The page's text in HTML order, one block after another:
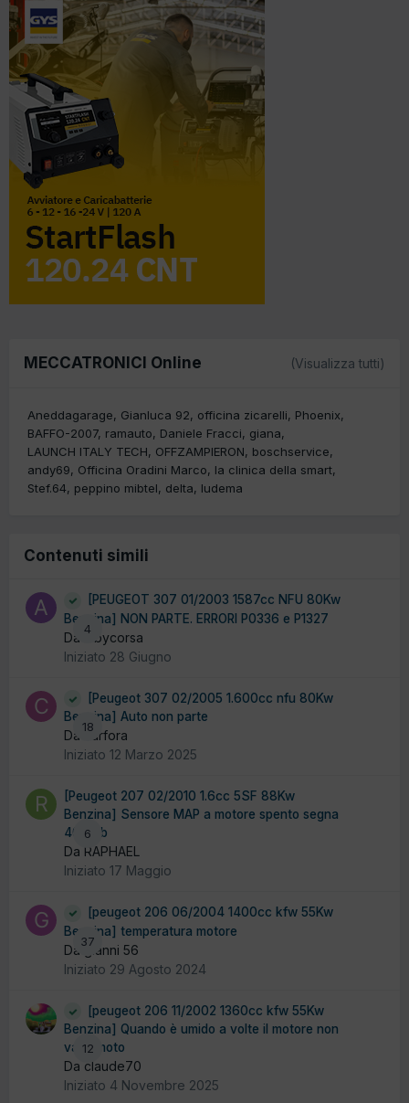
MECCATRONICI Online (Visualizza tutti)
Aneddagarage Gianluca 92 officina zicarelli
Phoenix
BAFFO-2007 ramauto Daniele Fracci
giana
LAUNCH ITALY TECH
OFFZAMPIERON
boschservice
andy69
Officina Oradini Marco
la clinica della smart
Stef.64
peppino mibtel delta ludema
Contenuti simili
4
[PEUGEOT 307 01/2003 1587cc NFU 80Kw
Benzina] NON PARTE. ERRORI P0336 e P1327
Da albycorsa
Iniziato 28 Giugno
18
[Peugeot 307 02/2005 1.600cc nfu 80Kw
Benzina] Auto non parte
Da carfora
Iniziato 12 Marzo 2025
6
[Peugeot 207 02/2010 1.6cc 5SF 88Kw
Benzina] Sensore MAP a motore spento segna
40mmb
Da RAPHAEL
Iniziato 17 Maggio
37
[peugeot 206 06/2004 1400cc kfw 55Kw
Benzina] temperatura motore
Da gianni 56
Iniziato 29 Agosto 2024
12
[peugeot 206 11/2002 1360cc kfw 55Kw
Benzina] Quando è umido a volte il motore non
va in moto
Da claude70
Iniziato 4 Novembre 2025